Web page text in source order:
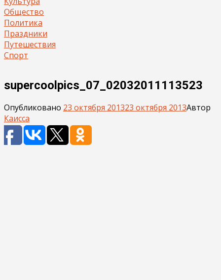
Общество
Политика
Праздники
Путешествия
Спорт
supercoolpics_07_02032011113523
Опубликовано 23 октября 201323 октября 2013Автор
Каисса